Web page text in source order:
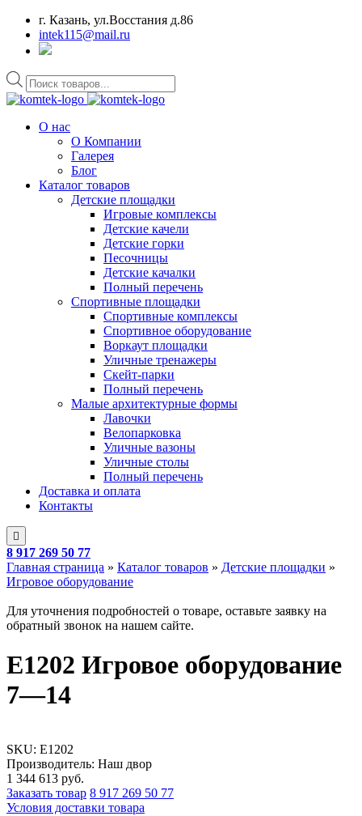
г. Казань, ул.Восстания д.86
intek115@mail.ru
Поиск
товаров
О нас
О Компании
Галерея
Блог
Каталог товаров
Детские площадки
Игровые комплексы
Детские качели
Детские горки
Песочницы
Детские качалки
Полный перечень
Спортивные площадки
Спортивные комплексы
Спортивное оборудование
Воркаут площадки
Уличные тренажеры
Скейт-парки
Полный перечень
Малые архитектурные формы
Лавочки
Велопарковка
Уличные вазоны
Уличные столы
Полный перечень
Доставка и оплата
Контакты
8 917 269 50 77
Главная страница » Каталог товаров » Детские площадки »
Игровое оборудование
Для уточнения подробностей о товаре, оставьте заявку на
обратный звонок на нашем сайте.
E1202 Игровое оборудование
7—14
SKU: E1202
Производитель: Наш двор
1 344 613 руб.
Заказать товар 8 917 269 50 77
Условия доставки товара